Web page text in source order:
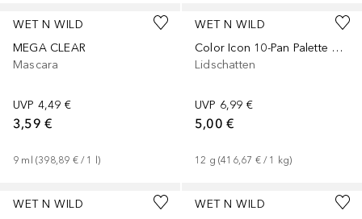
WET N WILD
MEGA CLEAR
Mascara
UVP 4,49 €
3,59 €
9 ml (398,89 € / 1 l)
WET N WILD
Color Icon 10-Pan Palette White
Lidschatten
UVP 6,99 €
5,00 €
12 g (416,67 € / 1 kg)
WET N WILD
WET N WILD